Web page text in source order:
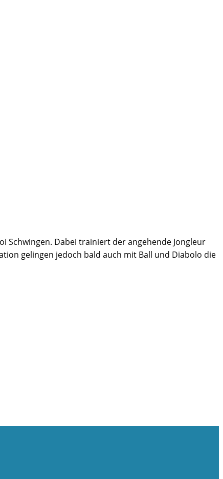
Schwingen. Dabei trainiert der angehende Jongleur
gelingen jedoch bald auch mit Ball und Diabolo die